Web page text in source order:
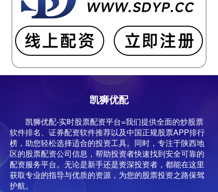
凯狮优配
凯狮优配-实时股票配资平台=我们提供全面的炒股票
软件排名、证券配资软件推荐以及中国正规股票APP排行
榜，助您轻松选择适合的投资工具。同时，专注于陕西地
区的股票配资公司信息，帮助投资者快速找到安全可靠的
配资服务平台。无论是新手还是资深投资者，都能在这里
获取专业的指导与优质的资源，为您的股票投资之路保驾
护航。